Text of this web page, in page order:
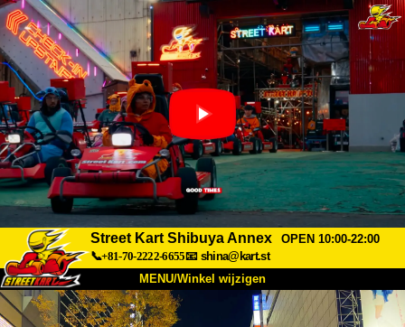
Street Kart Shibuya Annex
OPEN 10:00-22:00
📞+81-70-2222-6655📧 shina@kart.st
MENU/Winkel wijzigen